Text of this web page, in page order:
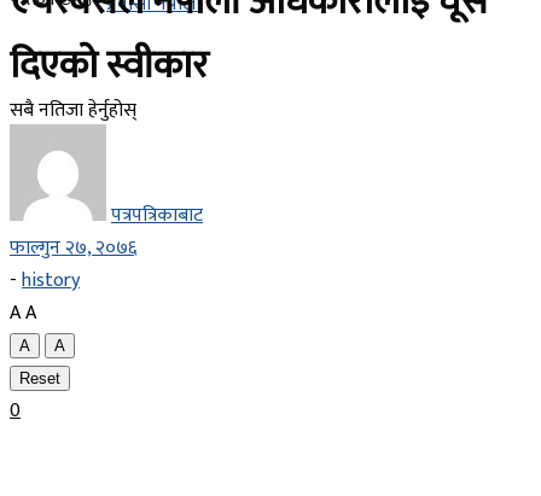
सबै नतिजा हेर्नुहोस्
दिएको स्वीकार
पत्रपत्रिकाबाट
फाल्गुन २७, २०७६
-history
AA
A
A
Reset
0